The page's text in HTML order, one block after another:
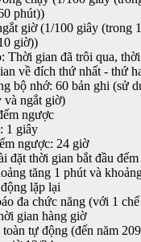
phút))
giờ (1/100 giây (trong
giờ))
Thời gian đã trôi qua,
về đích thứ nhất - thứ
bộ nhớ: 60 bản ghi (sử
và ngắt giờ)
ngược
1 giây
ngược: 24 giờ
đặt thời gian bắt đầu
tăng 1 phút và
lặp lại
đa chức năng (với 1
gian hàng giờ
tự động (đến năm